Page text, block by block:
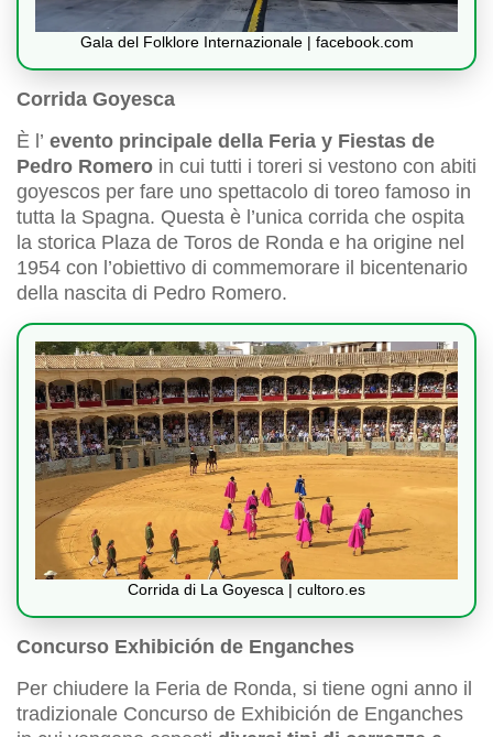
Gala del Folklore Internazionale | facebook.com
Corrida Goyesca
È l’ evento principale della Feria y Fiestas de
Pedro Romero in cui tutti i toreri si vestono con abiti
goyescos per fare uno spettacolo di toreo famoso in
tutta la Spagna. Questa è l’unica corrida che ospita
la storica Plaza de Toros de Ronda e ha origine nel
1954 con l’obiettivo di commemorare il bicentenario
della nascita di Pedro Romero.
Corrida di La Goyesca | cultoro.es
Concurso Exhibición de Enganches
Per chiudere la Feria de Ronda, si tiene ogni anno il
tradizionale Concurso de Exhibición de Enganches